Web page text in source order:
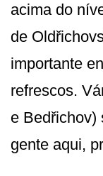
acima do
de
importante
refrescos.
e Bedřichov)
gente aqui,